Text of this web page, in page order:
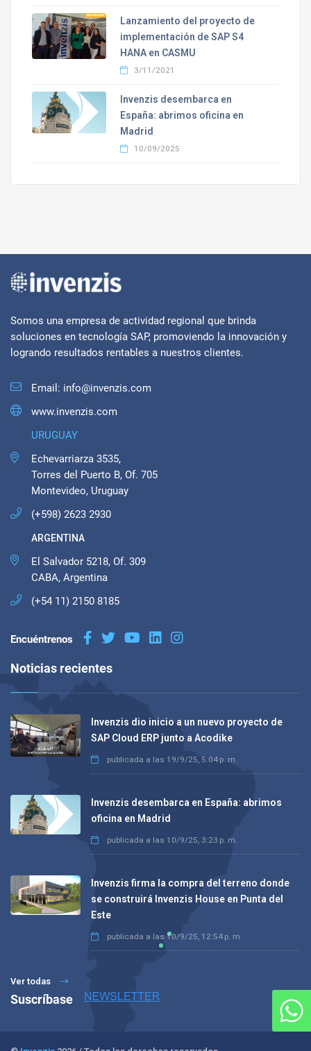
Lanzamiento del proyecto de
implementación de SAP S4
HANA en CASMU
3/11/2021
Invenzis desembarca en
España: abrimos oficina en
Madrid
10/09/2025
Somos una empresa de actividad regional que brinda
soluciones en tecnología SAP, promoviendo la innovación y
logrando resultados rentables a nuestros clientes.
Email: info@invenzis.com
www.invenzis.com
URUGUAY
Echevarriarza 3535,
Torres del Puerto B, Of. 705
Montevideo, Uruguay
(+598) 2623 2930
ARGENTINA
El Salvador 5218, Of. 309
CABA, Argentina
(+54 11) 2150 8185
Encuéntrenos
Noticias recientes
Invenzis dio inicio a un nuevo proyecto de
SAP Cloud ERP junto a Acodike
publicada a las 19/9/25, 5:04 p. m.
Invenzis desembarca en España: abrimos
oficina en Madrid
publicada a las 10/9/25, 3:23 p. m.
Invenzis firma la compra del terreno donde
se construirá Invenzis House en Punta del
Este
publicada a las 10/9/25, 12:54 p. m.
Ver todas
Suscríbase